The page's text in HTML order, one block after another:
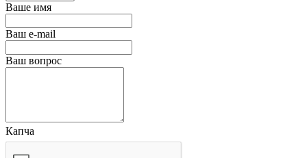
Ваше имя
Ваш e-mail
Ваш вопрос
Капча